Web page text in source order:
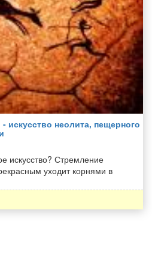
искусство неолита, пещерного
искусство? Стремление
уходит корнями в